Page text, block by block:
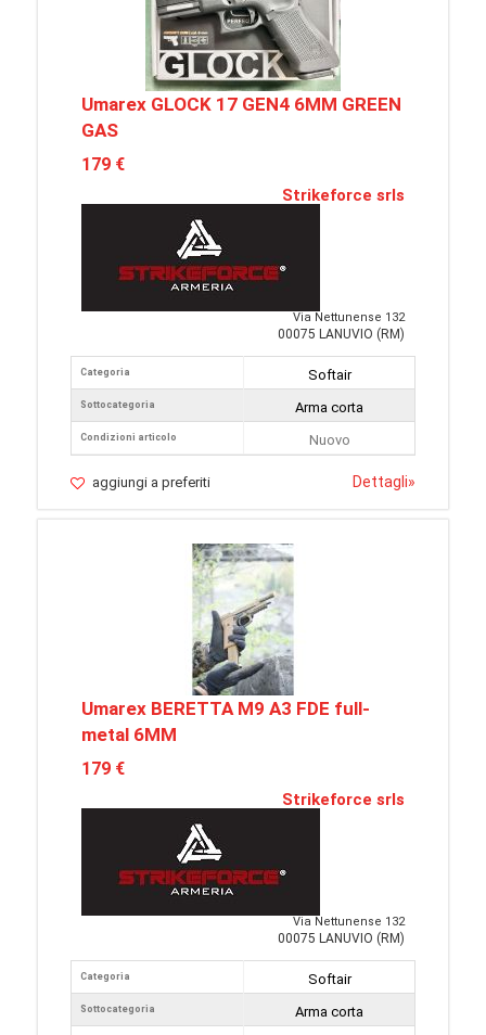
Umarex GLOCK 17 GEN4 6MM GREEN
GAS
179 €
Strikeforce srls
Via Nettunense 132
00075 LANUVIO (RM)
Categoria
Sottocategoria
Condizioni articolo
Softair
Arma corta
Nuovo
aggiungi a preferiti Dettagli»
Umarex BERETTA M9 A3 FDE full-
metal 6MM
179 €
Strikeforce srls
Via Nettunense 132
00075 LANUVIO (RM)
Categoria
Sottocategoria
Softair
Arma corta